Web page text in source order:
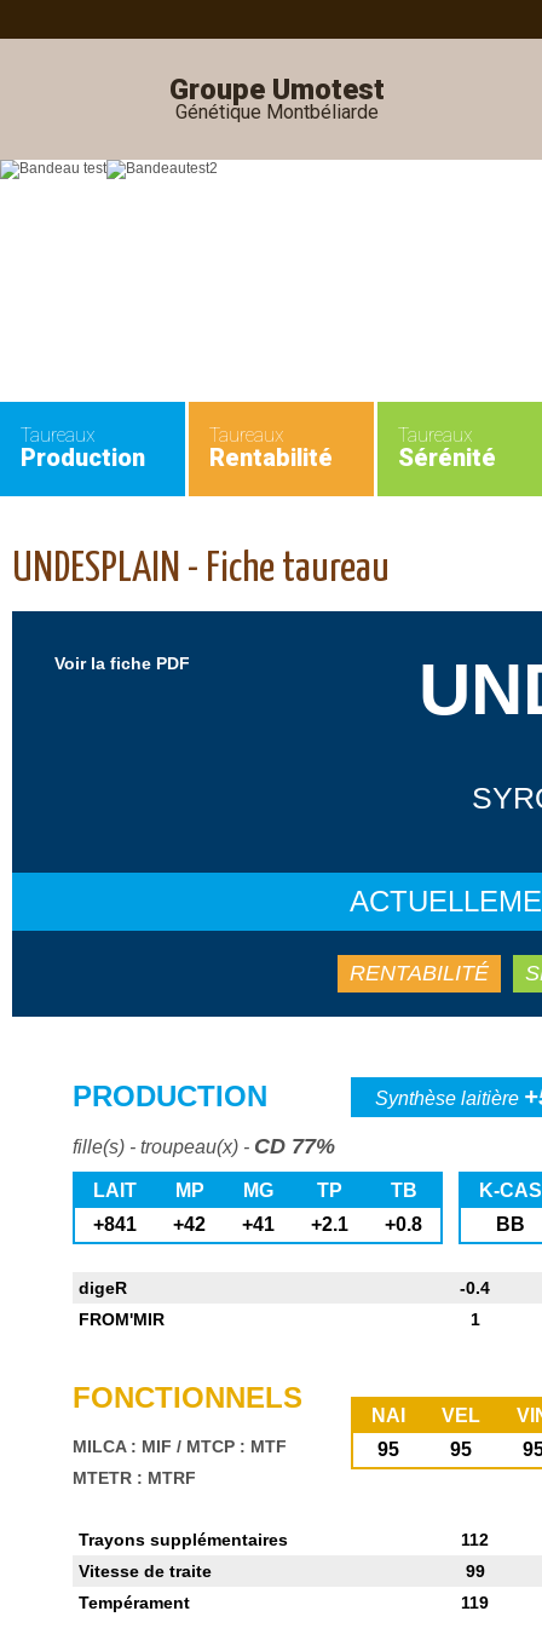
Groupe Umotest
Génétique Montbéliarde
Taureaux
Production
Taureaux
Rentabilité
Taureaux
Sérénité
UNDESPLAIN - Fiche taureau
Voir la fiche PDF
RENTABILITÉ
PRODUCTION Synthèse laitière
fille(s) - troupeau(x) - CD 77%
LAIT MP MG TP
TB
+841
+42 +41 +2.1 +0.8
K-CAS
BB
digeR
-0.4
FROM'MIR
1
FONCTIONNELS
MILCA : MIF / MTCP : MTF
MTETR : MTRF
NAI VEL
95
95
Trayons supplémentaires
112
Vitesse de traite
99
Tempérament
119